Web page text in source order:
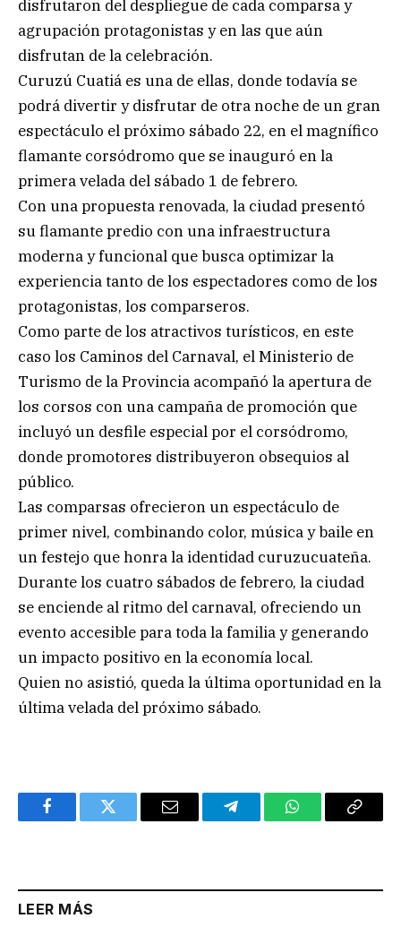
disfrutaron del despliegue de cada comparsa y
agrupación protagonistas y en las que aún
disfrutan de la celebración.
Curuzú Cuatiá es una de ellas, donde todavía se
podrá divertir y disfrutar de otra noche de un gran
espectáculo el próximo sábado 22, en el magnífico
flamante corsódromo que se inauguró en la
primera velada del sábado 1 de febrero.
Con una propuesta renovada, la ciudad presentó
su flamante predio con una infraestructura
moderna y funcional que busca optimizar la
experiencia tanto de los espectadores como de los
protagonistas, los comparseros.
Como parte de los atractivos turísticos, en este
caso los Caminos del Carnaval, el Ministerio de
Turismo de la Provincia acompañó la apertura de
los corsos con una campaña de promoción que
incluyó un desfile especial por el corsódromo,
donde promotores distribuyeron obsequios al
público.
Las comparsas ofrecieron un espectáculo de
primer nivel, combinando color, música y baile en
un festejo que honra la identidad curuzucuateña.
Durante los cuatro sábados de febrero, la ciudad
se enciende al ritmo del carnaval, ofreciendo un
evento accesible para toda la familia y generando
un impacto positivo en la economía local.
Quien no asistió, queda la última oportunidad en la
última velada del próximo sábado.
FacebookTwitter Email TelegramWhatsAppCopy
LEER MÁS